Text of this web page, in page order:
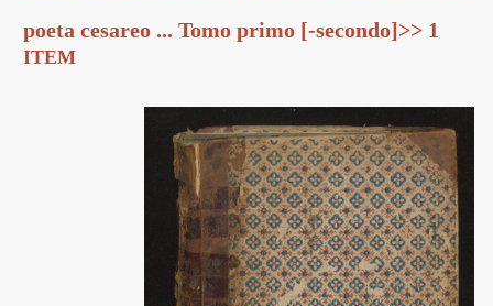
poeta cesareo ... Tomo primo [-secondo]>> 1
ITEM